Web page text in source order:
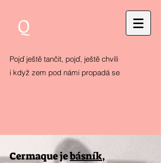
Q
Pojď ještě tančit, pojď, ještě chvíli
i když zem pod námi propadá se
Cermaque jebásník,